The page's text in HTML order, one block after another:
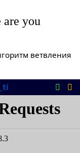
are you
ветвления